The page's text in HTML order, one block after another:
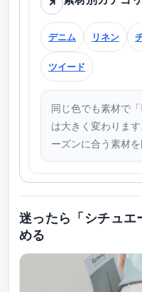
↗
デニム リネン
ツイード
同じ色でも素材で
は大きく変わりま
ーズンに合う素材
迷ったら「シチュ
める